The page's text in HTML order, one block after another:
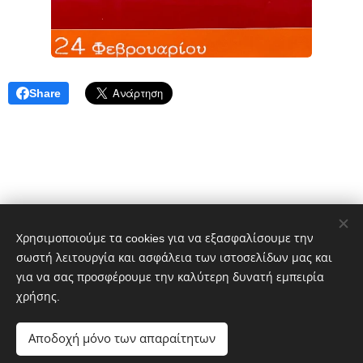
Share
Δημήτρης Πελέκης
dpelekisphoto@gmail.com
Cookies
Χρησιμοποιούμε τα cookies για να εξασφαλίσουμε την
σωστή λειτουργία και ασφάλεια των ιστοσελίδων μας και
για να σας προσφέρουμε την καλύτερη δυνατή εμπειρία
χρήσης.
Αποδοχή μόνο των απαραίτητων